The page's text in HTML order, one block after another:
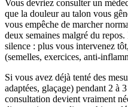
Vous devriez consulter un
que la douleur au talon vous
vous empêche de marcher
deux semaines malgré du
silence : plus vous intervenez
(semelles, exercices, anti-
Si vous avez déjà tenté des
adaptées, glaçage) pendant 2 à
consultation devient vraiment